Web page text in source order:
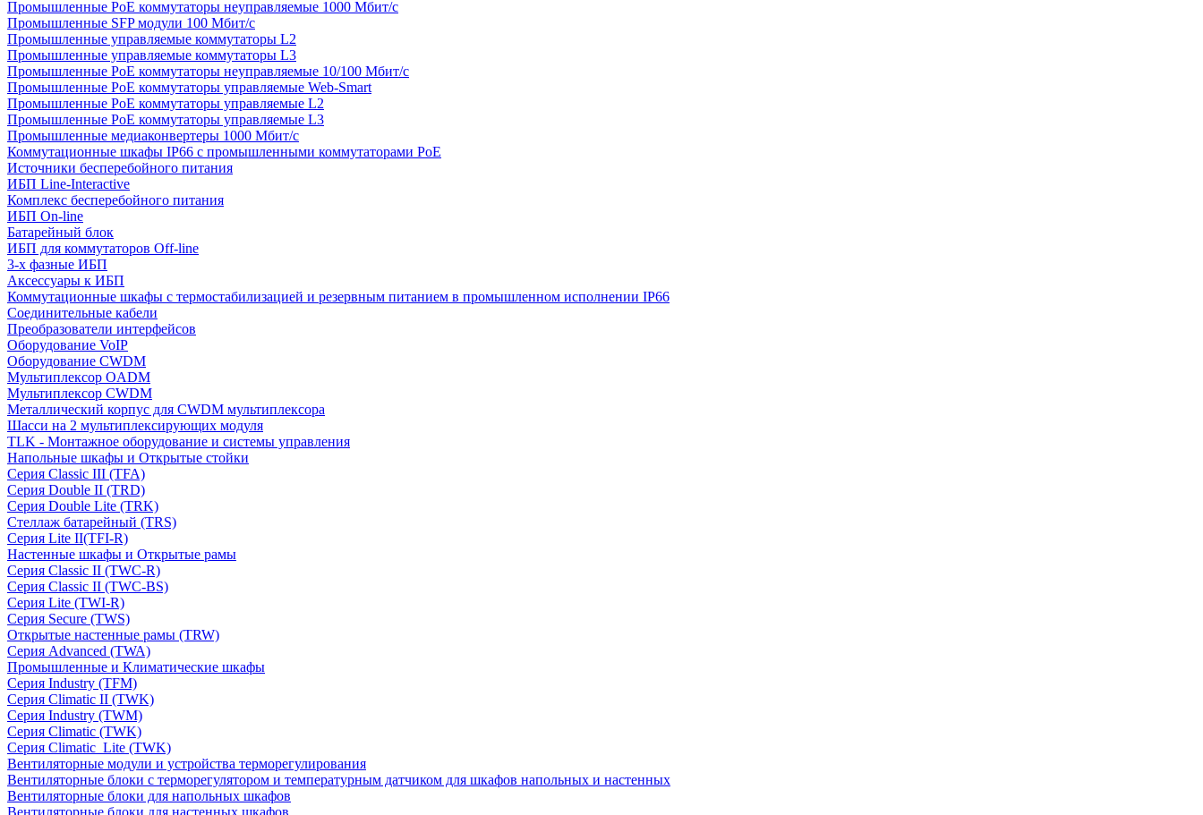
Промышленные PoE коммутаторы неуправляемые 1000 Мбит/с
Промышленные SFP модули 100 Мбит/c
Промышленные управляемые коммутаторы L2
Промышленные управляемые коммутаторы L3
Промышленные PoE коммутаторы неуправляемые 10/100 Мбит/с
Промышленные PoE коммутаторы управляемые Web-Smart
Промышленные PoE коммутаторы управляемые L2
Промышленные PoE коммутаторы управляемые L3
Промышленные медиаконвертеры 1000 Мбит/с
Коммутационные шкафы IP66 c промышленными коммутаторами PoE
Источники бесперебойного питания
ИБП Line-Interactive
Комплекс бесперебойного питания
ИБП On-line
Батарейный блок
ИБП для коммутаторов Off-line
3-х фазные ИБП
Аксессуары к ИБП
Коммутационные шкафы с термостабилизацией и резервным питанием в промышленном исполнении IP66
Соединительные кабели
Преобразователи интерфейсов
Оборудование VoIP
Оборудование CWDM
Мультиплекcор OADM
Мультиплексор CWDM
Металлический корпус для CWDM мультиплексора
Шасси на 2 мультиплексирующих модуля
TLK - Монтажное оборудование и системы управления
Напольные шкафы и Открытые стойки
Серия Classic III (TFA)
Серия Double II (TRD)
Серия Double Lite (TRK)
Стеллаж батарейный (TRS)
Серия Lite II(TFI-R)
Настенные шкафы и Открытые рамы
Серия Classic II (TWC-R)
Серия Classic II (TWC-BS)
Серия Lite (TWI-R)
Серия Secure (TWS)
Открытые настенные рамы (TRW)
Серия Advanced (TWA)
Промышленные и Климатические шкафы
Серия Industry (TFM)
Серия Climatic II (TWK)
Серия Industry (TWM)
Серия Climatic (TWK)
Серия Climatic_Lite (TWK)
Вентиляторные модули и устройства терморегулирования
Вентиляторные блоки с терморегулятором и температурным датчиком для шкафов напольных и настенных
Вентиляторные блоки для напольных шкафов
Вентиляторные блоки для настенных шкафов